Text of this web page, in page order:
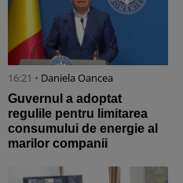
16:21 • Daniela Oancea
Guvernul a adoptat
regulile pentru limitarea
consumului de energie al
marilor companii